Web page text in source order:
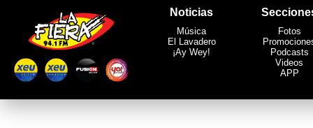
Noticias
Música
El Lavadero
¡Ay Wey!
Fotos
Podcasts
Videos
APP